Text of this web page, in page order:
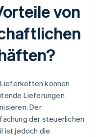
von
können
Lieferungen
Der
der steuerlichen
ist jedoch die